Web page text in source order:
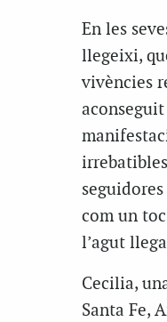
En les
llegeixi,
vivències
com un
l’agut
Cecilia,
Santa Fe,